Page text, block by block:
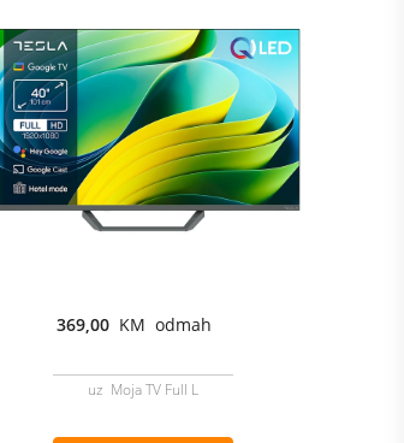
369,00 KM odmah
uz Moja TV Full L